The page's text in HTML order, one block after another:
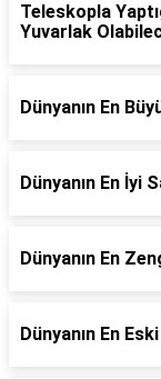
Teleskopla
Yuvarlak
Dünyanın En
Dünyanın En İyi
Dünyanın En
Dünyanın En Eski